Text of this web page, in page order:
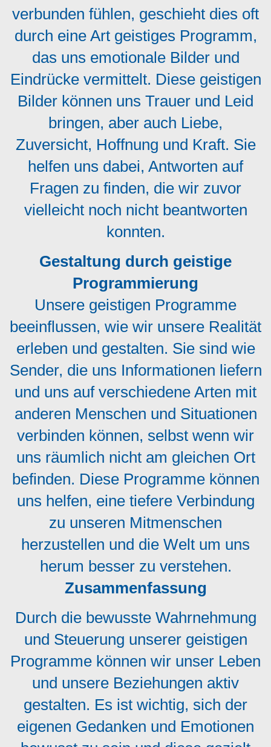
verbunden fühlen, geschieht dies oft
durch eine Art geistiges Programm,
das uns emotionale Bilder und
Eindrücke vermittelt. Diese geistigen
Bilder können uns Trauer und Leid
bringen, aber auch Liebe,
Zuversicht, Hoffnung und Kraft. Sie
helfen uns dabei, Antworten auf
Fragen zu finden, die wir zuvor
vielleicht noch nicht beantworten
konnten.
Gestaltung durch geistige
Programmierung
Unsere geistigen Programme
beeinflussen, wie wir unsere Realität
erleben und gestalten. Sie sind wie
Sender, die uns Informationen liefern
und uns auf verschiedene Arten mit
anderen Menschen und Situationen
verbinden können, selbst wenn wir
uns räumlich nicht am gleichen Ort
befinden. Diese Programme können
uns helfen, eine tiefere Verbindung
zu unseren Mitmenschen
herzustellen und die Welt um uns
herum besser zu verstehen.
Zusammenfassung
Durch die bewusste Wahrnehmung
und Steuerung unserer geistigen
Programme können wir unser Leben
und unsere Beziehungen aktiv
gestalten. Es ist wichtig, sich der
eigenen Gedanken und Emotionen